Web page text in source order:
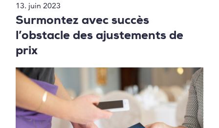
13. juin 2023
Surmontez avec succès
l’obstacle des ajustements de
prix